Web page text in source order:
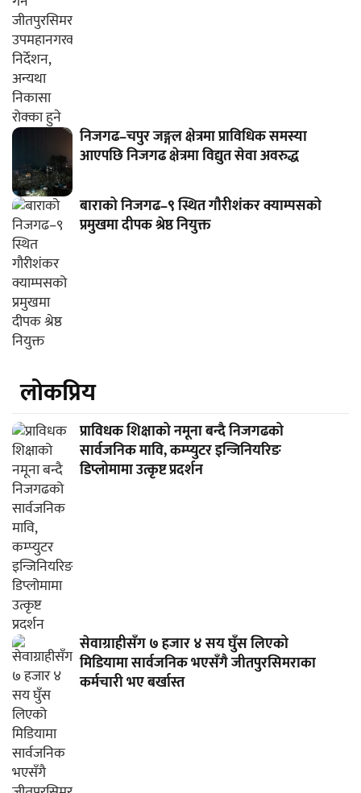
निजगढ–चपुर जङ्गल क्षेत्रमा प्राविधिक समस्या
आएपछि निजगढ क्षेत्रमा विद्युत सेवा अवरुद्ध
बाराको निजगढ–९ स्थित गौरीशंकर क्याम्पसको
प्रमुखमा दीपक श्रेष्ठ नियुक्त
लाेकप्रिय
प्राविधक शिक्षाको नमूना बन्दै निजगढको
सार्वजनिक मावि, कम्प्युटर इन्जिनियरिङ
डिप्लोमामा उत्कृष्ट प्रदर्शन
सेवाग्राहीसँग ७ हजार ४ सय घुँस लिएको
मिडियामा सार्वजनिक भएसँगै जीतपुरसिमराका
कर्मचारी भए बर्खास्त